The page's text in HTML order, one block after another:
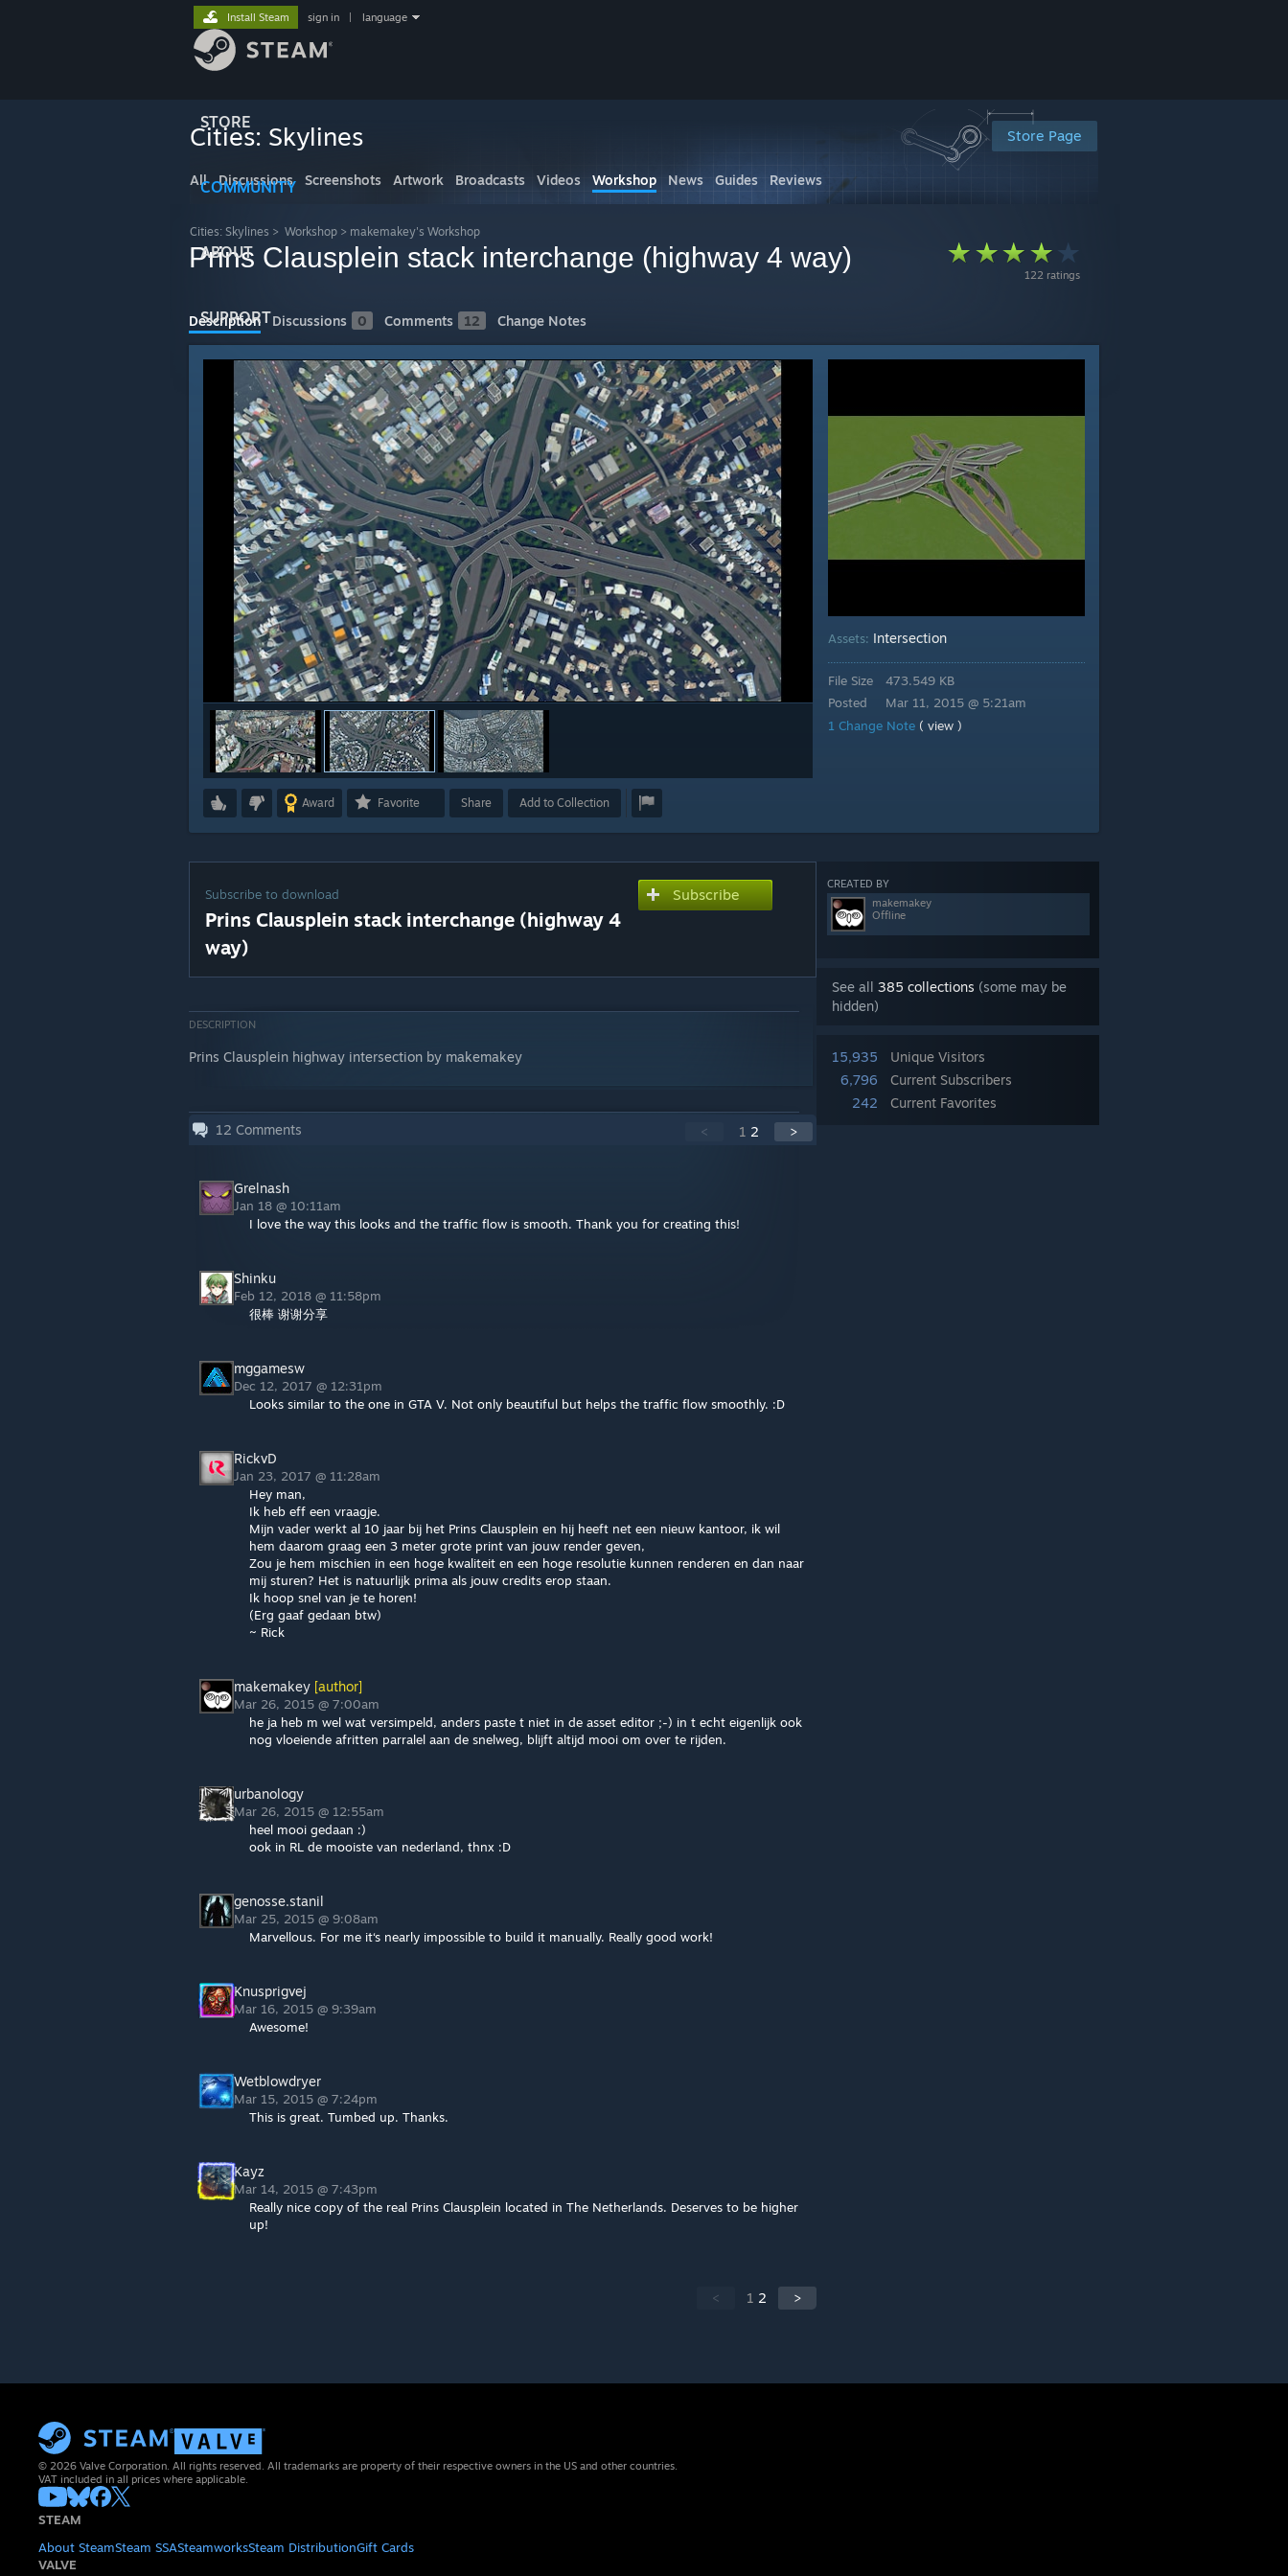
STORE
COMMUNITY
ABOUT
SUPPORT
Install Steam sign in language
Store Page
Cities: Skylines
All Discussions Screenshots Artwork Broadcasts Videos Workshop News Guides Reviews
Cities: Skylines > Workshop > makemakey's Workshop
122 ratings
Prins Clausplein stack interchange (highway 4 way)
Description Discussions 0 Comments 12 Change Notes
Award Favorite Share Add to Collection
Assets: Intersection
File Size
Posted
473.549 KB
Mar 11, 2015 @ 5:21am
1 Change Note ( view )
CREATED BY
makemakey
Offline
See all 385 collections (some may be
hidden)
15,935
Unique Visitors
6,796
Current Subscribers
242
Current Favorites
Subscribe to download
Prins Clausplein stack interchange (highway 4
way)
Subscribe
DESCRIPTION
Prins Clausplein highway intersection by makemakey
12 Comments < 1 2 >
Grelnash
Jan 18 @ 10:11am
I love the way this looks and the traffic flow is smooth. Thank you for creating this!
Shinku
Feb 12, 2018 @ 11:58pm
很棒 谢谢分享
mggamesw
Dec 12, 2017 @ 12:31pm
Looks similar to the one in GTA V. Not only beautiful but helps the traffic flow smoothly. :D
RickvD
Jan 23, 2017 @ 11:28am
Hey man,
Ik heb eff een vraagje.
Mijn vader werkt al 10 jaar bij het Prins Clausplein en hij heeft net een nieuw kantoor, ik wil
hem daarom graag een 3 meter grote print van jouw render geven,
Zou je hem mischien in een hoge kwaliteit en een hoge resolutie kunnen renderen en dan naar
mij sturen? Het is natuurlijk prima als jouw credits erop staan.
Ik hoop snel van je te horen!
(Erg gaaf gedaan btw)
~ Rick
makemakey [author]
Mar 26, 2015 @ 7:00am
he ja heb m wel wat versimpeld, anders paste t niet in de asset editor ;-) in t echt eigenlijk ook
nog vloeiende afritten parralel aan de snelweg, blijft altijd mooi om over te rijden.
urbanology
Mar 26, 2015 @ 12:55am
heel mooi gedaan :)
ook in RL de mooiste van nederland, thnx :D
genosse.stanil
Mar 25, 2015 @ 9:08am
Marvellous. For me it‘s nearly impossible to build it manually. Really good work!
Knusprigvej
Mar 16, 2015 @ 9:39am
Awesome!
Wetblowdryer
Mar 15, 2015 @ 7:24pm
This is great. Tumbed up. Thanks.
Kayz
Mar 14, 2015 @ 7:43pm
Really nice copy of the real Prins Clausplein located in The Netherlands. Deserves to be higher
up!
< 1 2 >
© 2026 Valve Corporation. All rights reserved. All trademarks are property of their respective owners in the US and other countries.
VAT included in all prices where applicable.
STEAM
About SteamSteam SSASteamworksSteam DistributionGift Cards
VALVE